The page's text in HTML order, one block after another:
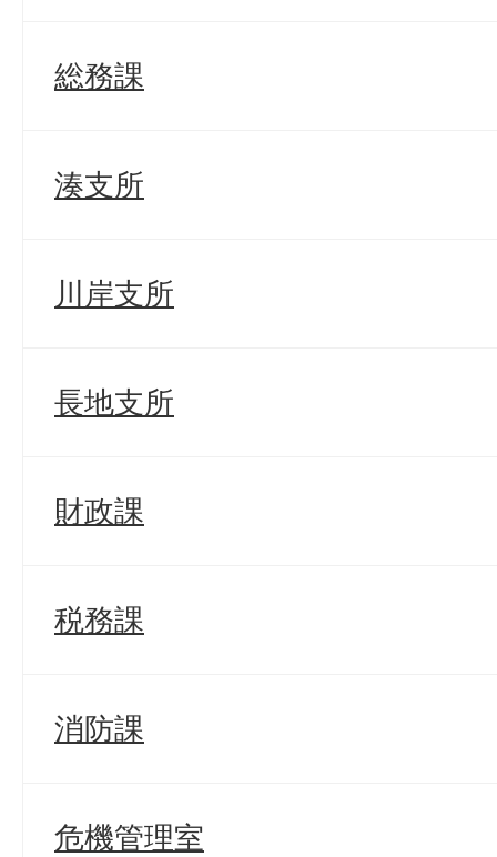
総務課
湊支所
川岸支所
長地支所
財政課
税務課
消防課
危機管理室